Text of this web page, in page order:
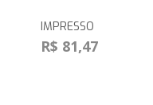
IMPRESSO
R$ 81,47